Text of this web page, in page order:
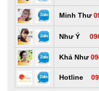
Cúp vinh danh gỗ:
thích hợp cho các sự
tri ân đối tác.
Minh Thư
Như Ý
Khả Như
Hotline